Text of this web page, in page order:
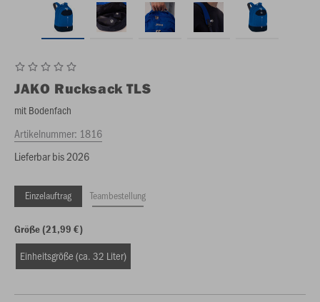
JAKO Rucksack TLS
mit Bodenfach
Artikelnummer: 1816
Lieferbar bis 2026
Einzelauftrag Teambestellung
Größe (21,99 €)
Einheitsgröße (ca. 32 Liter)